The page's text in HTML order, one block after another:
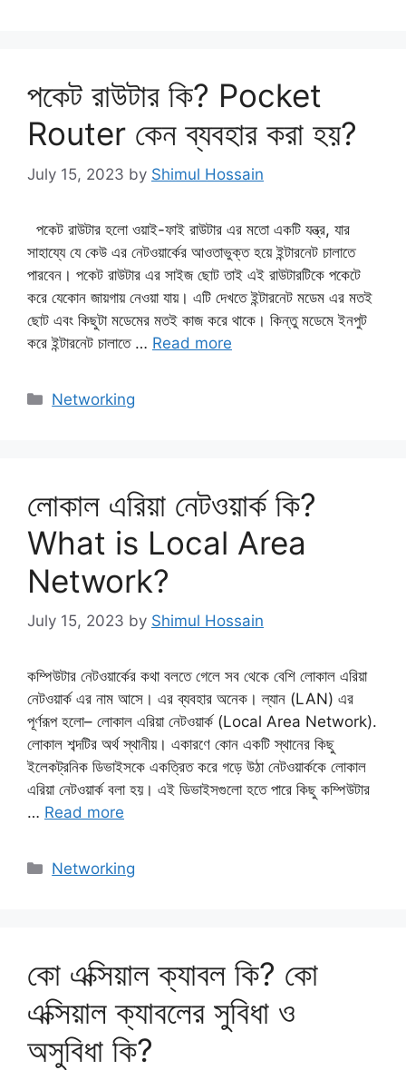
পকেট রাউটার কি? Pocket
Router কেন ব্যবহার করা হয়?
July 15, 2023 by Shimul Hossain
পকেট রাউটার হলো ওয়াই-ফাই রাউটার এর মতো একটি যন্ত্র, যার
সাহায্যে যে কেউ এর নেটওয়ার্কের আওতাভুক্ত হয়ে ইন্টারনেট চালাতে
পারবেন। পকেট রাউটার এর সাইজ ছোট তাই এই রাউটারটিকে পকেটে
করে যেকোন জায়গায় নেওয়া যায়। এটি দেখতে ইন্টারনেট মডেম এর মতই
ছোট এবং কিছুটা মডেমের মতই কাজ করে থাকে। কিন্তু মডেমে ইনপুট
করে ইন্টারনেট চালাতে … Read more
Categories
Networking
লোকাল এরিয়া নেটওয়ার্ক কি?
What is Local Area
Network?
July 15, 2023 by Shimul Hossain
কম্পিউটার নেটওয়ার্কের কথা বলতে গেলে সব থেকে বেশি লোকাল এরিয়া
নেটওয়ার্ক এর নাম আসে। এর ব্যবহার অনেক। ল্যান (LAN) এর
পূর্ণরূপ হলো– লোকাল এরিয়া নেটওয়ার্ক (Local Area Network).
লোকাল শব্দটির অর্থ স্থানীয়। একারণে কোন একটি স্থানের কিছু
ইলেকট্রনিক ডিভাইসকে একত্রিত করে গড়ে উঠা নেটওয়ার্ককে লোকাল
এরিয়া নেটওয়ার্ক বলা হয়। এই ডিভাইসগুলো হতে পারে কিছু কম্পিউটার
… Read more
Categories
Networking
কো এক্সিয়াল ক্যাবল কি? কো
এক্সিয়াল ক্যাবলের সুবিধা ও
অসুবিধা কি?